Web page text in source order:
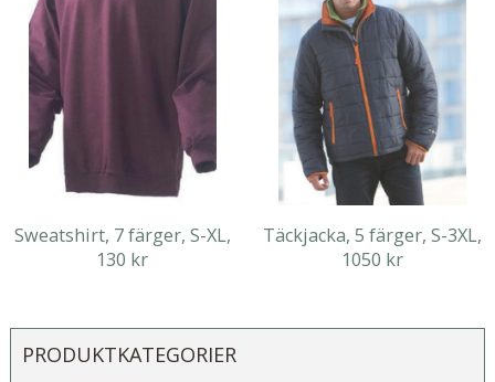
Sweatshirt, 7 färger, S-XL,
130 kr
Täckjacka, 5 färger, S-3XL,
1050 kr
PRODUKTKATEGORIER